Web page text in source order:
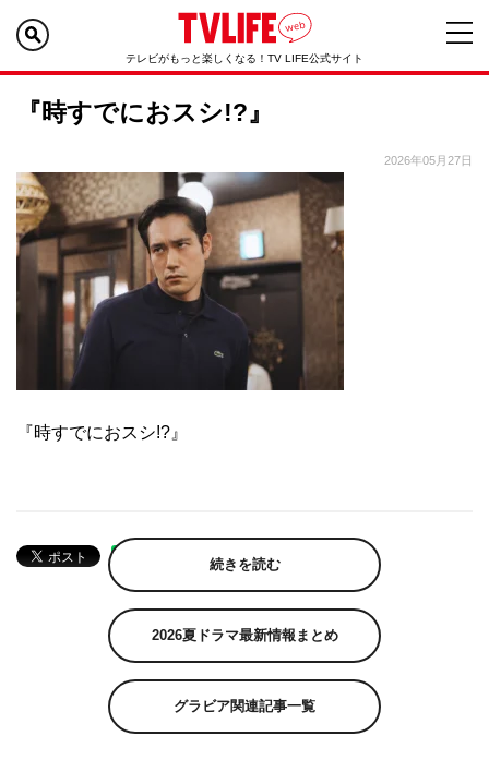
テレビがもっと楽しくなる！TV LIFE公式サイト
『時すでにおスシ!?』
2026年05月27日
『時すでにおスシ!?』
続きを読む
2026夏ドラマ最新情報まとめ
グラビア関連記事一覧